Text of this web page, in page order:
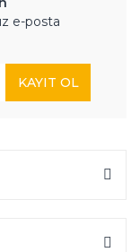
e-posta
KAYIT OL